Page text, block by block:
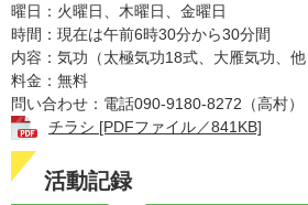
曜日：火曜日、木曜日、金曜日
時間：現在は午前6時30分から30分間
内容：気功（太極気功18式、大雁気功、他
料金：無料
問い合わせ：電話090-9180-8272（高村）
チラシ [PDFファイル／841KB]
活動記録